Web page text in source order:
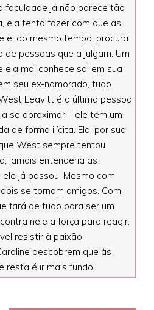
faculdade já não parece tão
ela tenta fazer com que as
e, ao mesmo tempo, procura
pessoas que a julgam. Um
ela mal conhece sai em sua
seu ex-namorado, tudo
Leavitt é a última pessoa
se aproximar – ele tem um
de forma ilícita. Ela, por sua
West sempre tentou
jamais entenderia as
já passou. Mesmo com
se tornam amigos. Com
fará de tudo para ser um
nele a força para reagir.
resistir à paixão
descobrem que às
resta é ir mais fundo.